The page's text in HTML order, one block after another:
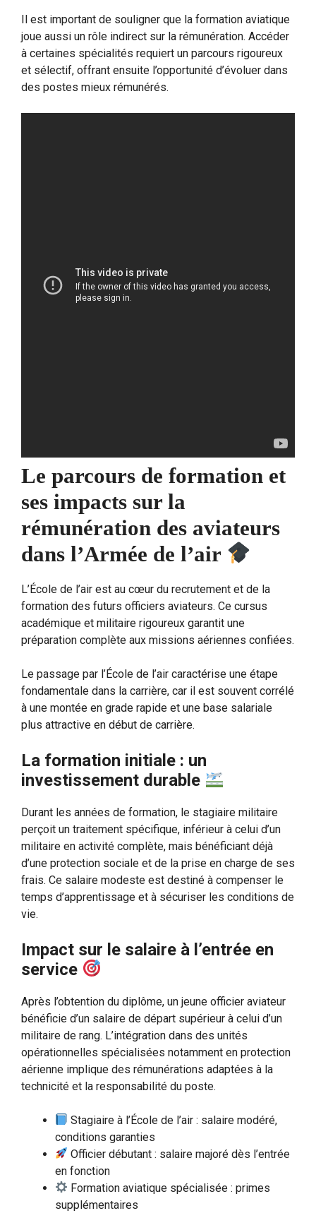
Il est important de souligner que la formation aviatique
joue aussi un rôle indirect sur la rémunération. Accéder
à certaines spécialités requiert un parcours rigoureux
et sélectif, offrant ensuite l’opportunité d’évoluer dans
des postes mieux rémunérés.
Le parcours de formation et
ses impacts sur la
rémunération des aviateurs
dans l’Armée de l’air
L’École de l’air est au cœur du recrutement et de la
formation des futurs officiers aviateurs. Ce cursus
académique et militaire rigoureux garantit une
préparation complète aux missions aériennes confiées.
Le passage par l’École de l’air caractérise une étape
fondamentale dans la carrière, car il est souvent corrélé
à une montée en grade rapide et une base salariale
plus attractive en début de carrière.
La formation initiale : un
investissement durable
Durant les années de formation, le stagiaire militaire
perçoit un traitement spécifique, inférieur à celui d’un
militaire en activité complète, mais bénéficiant déjà
d’une protection sociale et de la prise en charge de ses
frais. Ce salaire modeste est destiné à compenser le
temps d’apprentissage et à sécuriser les conditions de
vie.
Impact sur le salaire à l’entrée en
service
Après l’obtention du diplôme, un jeune officier aviateur
bénéficie d’un salaire de départ supérieur à celui d’un
militaire de rang. L’intégration dans des unités
opérationnelles spécialisées notamment en protection
aérienne implique des rémunérations adaptées à la
technicité et la responsabilité du poste.
Stagiaire à l’École de l’air : salaire modéré,
conditions garanties
Officier débutant : salaire majoré dès l’entrée
en fonction
Formation aviatique spécialisée : primes
supplémentaires